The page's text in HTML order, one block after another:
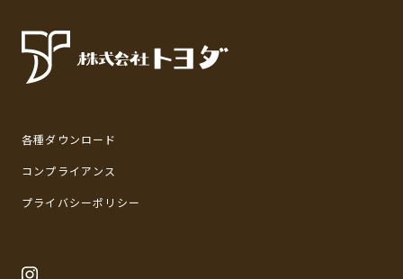
各種ダウンロード
コンプライアンス
プライバシーポリシー